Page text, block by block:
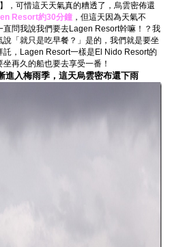
，可惜這天天氣真的糟透了，烏雲密佈還
Resort約30分鐘 ，但這天因為天氣不
問我說我們要去Lagen Resort幹嘛！？我
「就只是吃早餐？」是的，我們就是要坐
託，Lagen Resort一樣是El Nido Resort的
再久的船也要去享受一番！
入梅雨季，這天烏雲密布還下雨